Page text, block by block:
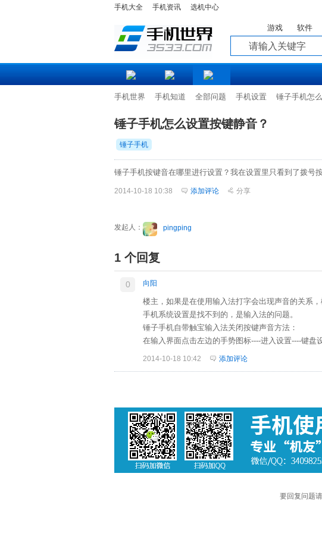
手机大全 手机资讯 选机中心
游戏 软件
手机世界 手机知道 全部问题 手机设置 锤子手机怎
锤子手机怎么设置按键静音？
锤子手机
锤子手机按键音在哪里进行设置？我在设置里只看到了拨号
2014-10-18 10:38 添加评论 分享
发起人： pingping
1 个回复
0 向阳
楼主，如果是在使用输入法打字会出现声音的关系
手机系统设置是找不到的，是输入法的问题。
锤子手机自带触宝输入法关闭按键声音方法：
在输入界面点击左边的手势图标----进入设置----键盘
2014-10-18 10:42 添加评论
要回复问题